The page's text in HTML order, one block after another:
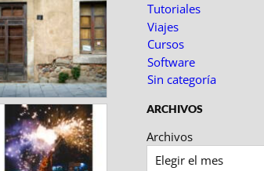
Tutoriales
Viajes
Cursos
Software
Sin categoría
ARCHIVOS
Archivos